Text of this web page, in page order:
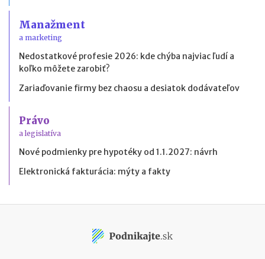
Manažment
a marketing
Nedostatkové profesie 2026: kde chýba najviac ľudí a
koľko môžete zarobiť?
Zariaďovanie firmy bez chaosu a desiatok dodávateľov
Právo
a legislatíva
Nové podmienky pre hypotéky od 1.1.2027: návrh
Elektronická fakturácia: mýty a fakty